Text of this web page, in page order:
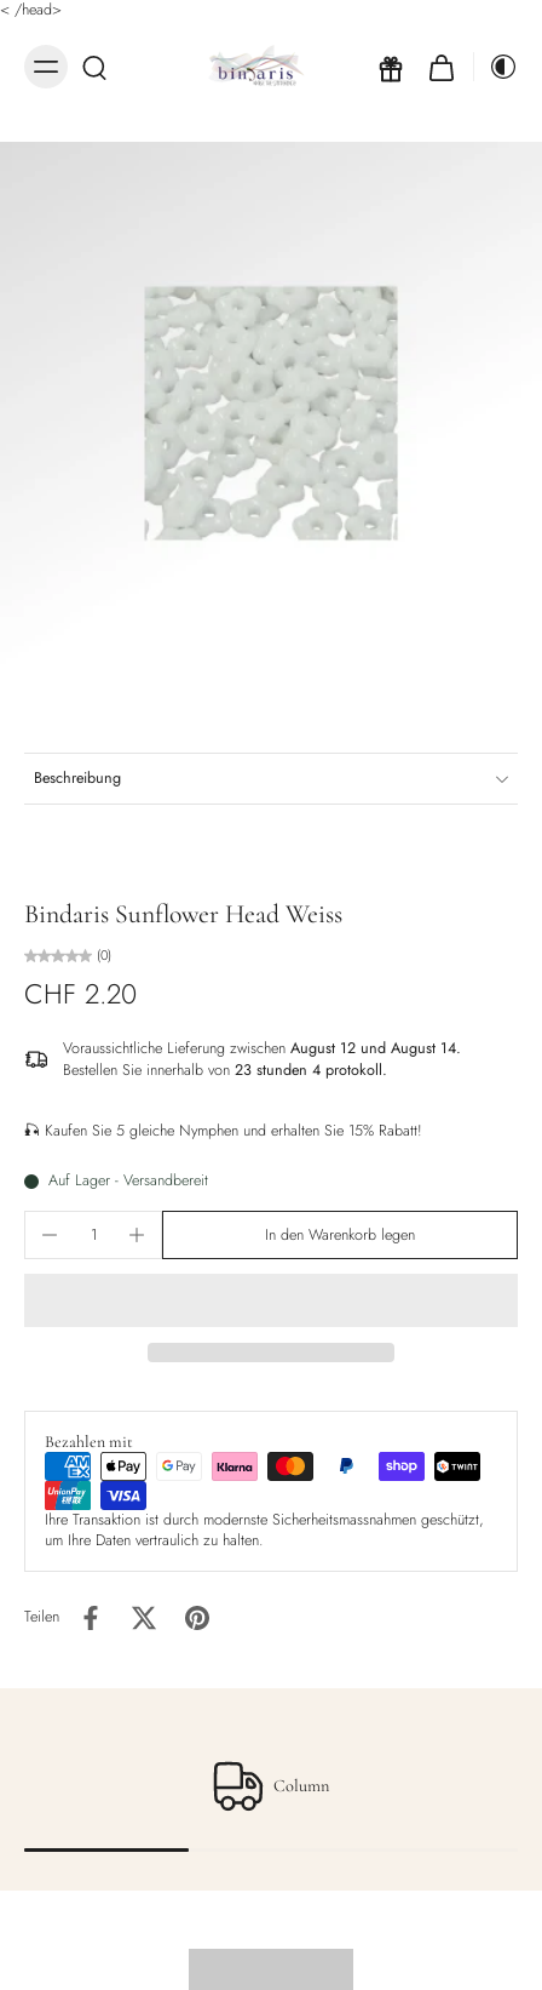
< /head>
Beschreibung
Bindaris Sunflower Head Weiss
(0)
CHF 2.20
Voraussichtliche Lieferung zwischen August 12 und August 14.
Bestellen Sie innerhalb von 23 stunden 4 protokoll.
🎣 Kaufen Sie 5 gleiche Nymphen und erhalten Sie 15% Rabatt!
Auf Lager - Versandbereit
In den Warenkorb legen
Bezahlen mit
Ihre Transaktion ist durch modernste Sicherheitsmassnahmen geschützt,
um Ihre Daten vertraulich zu halten.
Teilen
Column